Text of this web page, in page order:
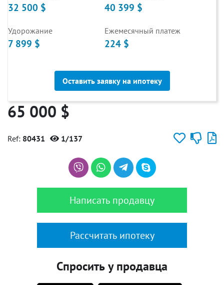
32 500 $ 40 399 $
Удорожание
7 899 $
Ежемесячный платеж
224 $
Оставить заявку на ипотеку
65 000 $
Ref: 80431 1/137
Написать продавцу
Рассчитать ипотеку
Спросить у продавца